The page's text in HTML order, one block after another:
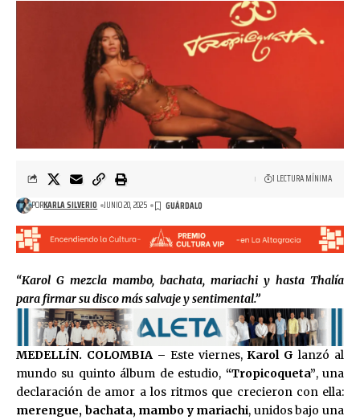
PORKARLA SILVERIO JUNIO 20, 2025
1 LECTURA MÍNIMA
“Karol G mezcla mambo, bachata, mariachi y hasta Thalía
para firmar su disco más salvaje y sentimental.”
MEDELLÍN. COLOMBIA – Este viernes,Karol G lanzó al
mundo su quinto álbum de estudio, “Tropicoqueta”, una
declaración de amor a los ritmos que crecieron con ella:
merengue, bachata, mambo y mariachi, unidos bajo una